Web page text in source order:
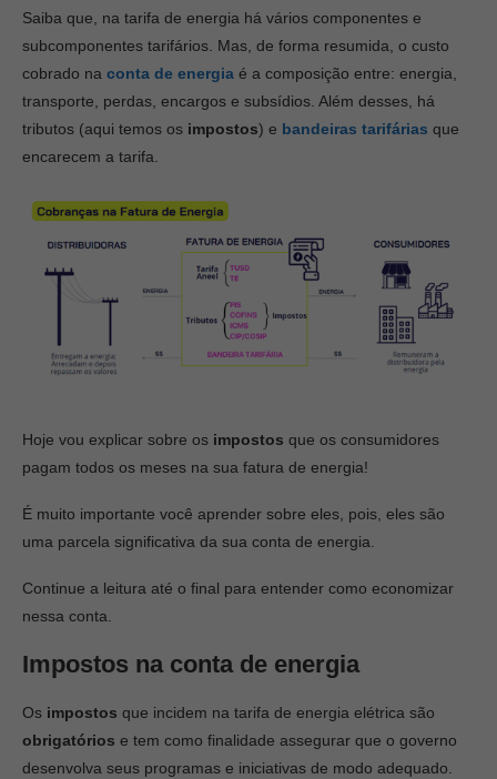
Saiba que, na tarifa de energia há vários componentes e
subcomponentes tarifários. Mas, de forma resumida, o custo
cobrado na conta de energia é a composição entre: energia,
transporte, perdas, encargos e subsídios. Além desses, há
tributos (aqui temos os impostos) e bandeiras tarifárias que
encarecem a tarifa
Hoje vou explicar sobre os impostos que os consumidores
pagam todos os meses na sua fatura de energia!
É muito importante você aprender sobre eles, pois, eles são
uma parcela significativa da sua conta de energia.
Continue a leitura até o final para entender como economizar
nessa conta.
Impostos na conta de energia
Os impostos que incidem na tarifa de energia elétrica são
obrigatórios e tem como finalidade assegurar que o governo
desenvolva seus programas e iniciativas de modo adequado.